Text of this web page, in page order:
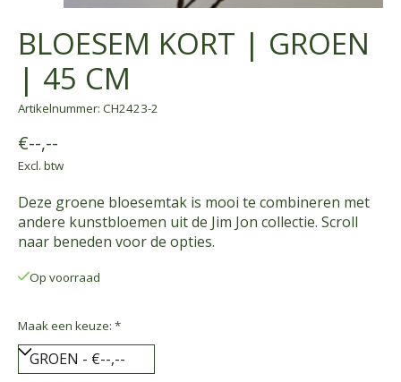
BLOESEM KORT | GROEN
| 45 CM
Artikelnummer: CH2423-2
€--,--
Excl. btw
Deze groene bloesemtak is mooi te combineren met
andere kunstbloemen uit de Jim Jon collectie. Scroll
naar beneden voor de opties.
Op voorraad
Maak een keuze: *